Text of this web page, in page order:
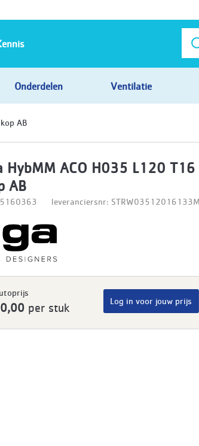
Onderdelen Ventilatie
AB
HybMM ACO H035 L120
AB
leveranciersnr:
per stuk
Log in voor jouw prijs